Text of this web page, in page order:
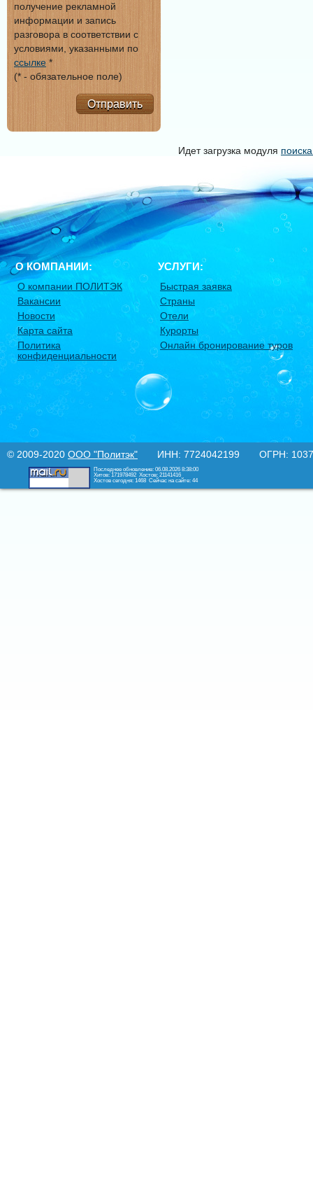
получение рекламной
информации и запись
разговора в соответствии с
условиями, указанными по
ссылке *
(* - обязательное поле)
Отправить
Идет загрузка модуля
О КОМПАНИИ:
О компании ПОЛИТЭК
Вакансии
Новости
Карта сайта
Политика
конфиденциальности
УСЛУГИ:
Быстрая заявка
Страны
Отели
Курорты
Онлайн бронирование туров
© 2009-2020 ООО "Политэк" ИНН: 7724042199 ОГРН:
Последнее обновление: 06.08.2026 8:38:00
Хитов: 171978492 Хостов: 21141416
Хостов сегодня: 1468 Сейчас на сайте: 44